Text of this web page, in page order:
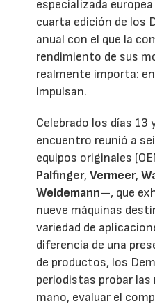
especializada
cuarta edición de los
anual con el que la
rendimiento de sus
realmente importa:
impulsan.
Celebrado los días 13
encuentro reunió a
equipos originales
Palfinger,Vermeer,
Weidemann—, que
nueve máquinas
variedad de
diferencia de una
de productos, los
periodistas probar las
mano, evaluar el